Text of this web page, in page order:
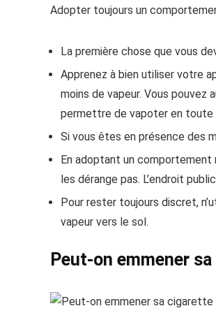
Adopter toujours un
La première chose que vous
Apprenez à bien utiliser votre
moins de vapeur. Vous
permettre de vapoter en toute
Si vous êtes en présence des
En adoptant un comportement
les dérange pas. L’endroit
Pour rester toujours discret,
vapeur vers le sol.
Peut-on emmener